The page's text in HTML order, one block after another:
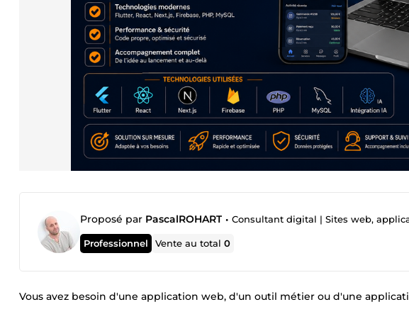
Proposé par PascalROHART • Consultant digital | Sites web,
Professionnel Vente au total0
Vous avez besoin d'une application web, d'un outil métier ou d'une